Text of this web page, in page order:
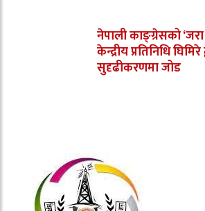
नेपाली काङ्ग्रेसको
केन्द्रीय प्रतिनिधि
सुदृढीकरणमा जोड